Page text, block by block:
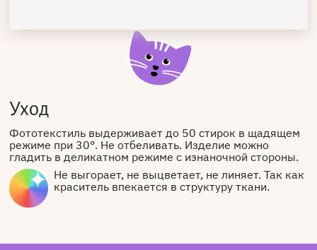
Уход
Фототекстиль выдерживает до 50 стирок в щадящем
режиме при 30°. Не отбеливать. Изделие можно
гладить в деликатном режиме с изнаночной стороны.
Не выгорает, не выцветает, не линяет. Так как
краситель впекается в структуру ткани.